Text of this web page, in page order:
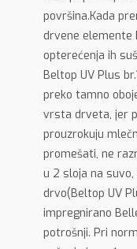
površina.Kada
drvene elemente
opterećenja ih
Beltop UV Plus
preko tamno
vrsta drveta, jer
prouzrokuju
promešati, ne
u 2 sloja na
drvo(Beltop UV
impregnirano
potrošnji. Pri